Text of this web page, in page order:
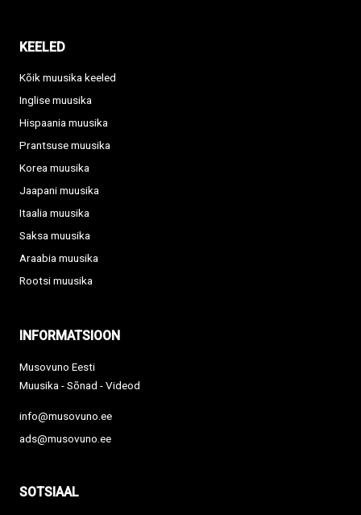
KEELED
Kõik muusika keeled
Inglise muusika
Hispaania muusika
Prantsuse muusika
Korea muusika
Jaapani muusika
Itaalia muusika
Saksa muusika
Araabia muusika
Rootsi muusika
INFORMATSIOON
Musovuno Eesti
Muusika - Sõnad - Videod
info@musovuno.ee
ads@musovuno.ee
SOTSIAAL